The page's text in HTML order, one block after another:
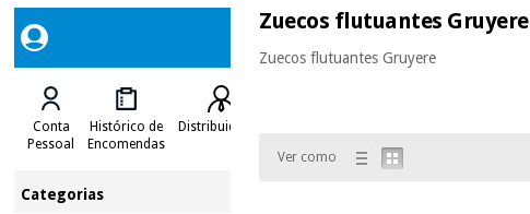
Conta
Pessoal
Histórico de
Encomendas
Distribuidores
Categorias
Zuecos flutuantes Gruyere
Zuecos flutuantes Gruyere
Ver como